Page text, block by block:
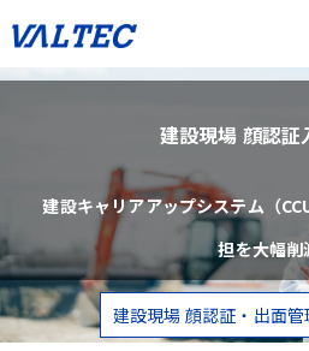
建設現場 顔認証
建設キャリアアップシステム（
担を大幅削
建設現場 顔認証・出面